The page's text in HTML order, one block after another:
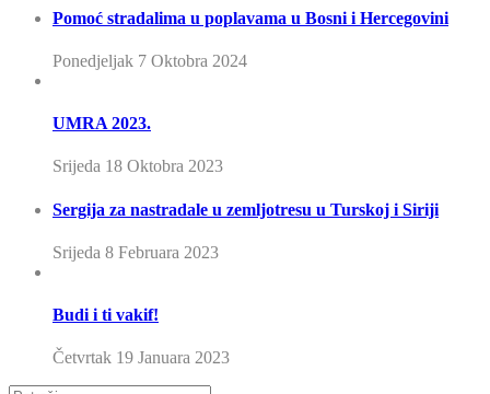
Pomoć stradalima u poplavama u Bosni i Hercegovini
Ponedjeljak 7 Oktobra 2024
UMRA 2023.
Srijeda 18 Oktobra 2023
Sergija za nastradale u zemljotresu u Turskoj i Siriji
Srijeda 8 Februara 2023
Budi i ti vakif!
Četvrtak 19 Januara 2023